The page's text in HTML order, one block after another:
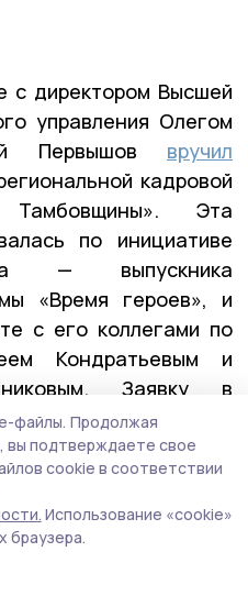
с директором Высшей
управления Олегом
Первышов вручил
кадровой
Эта
по инициативе
— выпускника
«Время героев», и
с его коллегами по
Кондратьевым и
Заявку в
400 участников и
вступительных
потока стали
управленческие
файлы. Продолжая
вы подтверждаете свое
cookie в соответствии
Использование «cookie»
браузера.